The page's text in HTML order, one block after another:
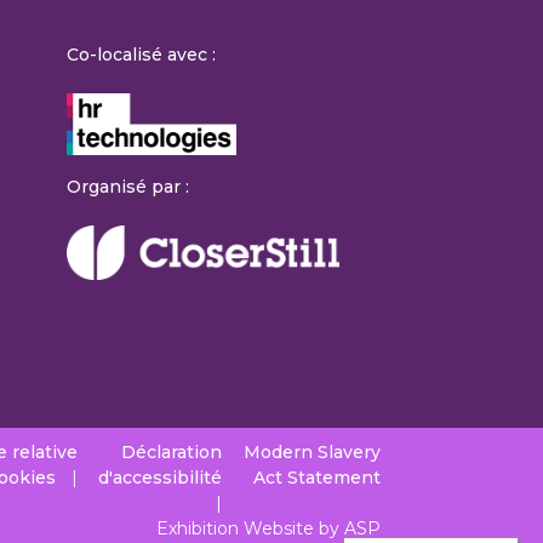
Co-localisé avec :
Organisé par :
relative
Déclaration
d'accessibilité
Modern Slavery
Act Statement
Exhibition Website by ASP